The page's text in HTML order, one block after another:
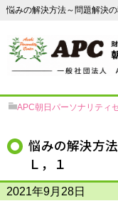
悩みの解決方法～問題解決
APC朝日パーソナリティ
悩みの解決方
Ｌ，１
2021年9月28日